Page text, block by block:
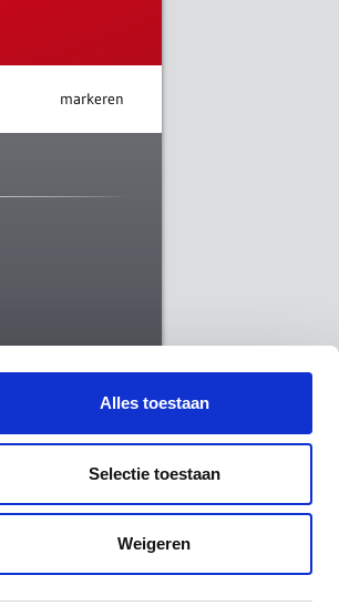
Alles toestaan
Selectie toestaan
Weigeren
markeren